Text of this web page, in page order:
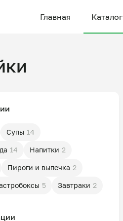
Главная Каталог
Супы 14
14 Напитки 2
Пироги и выпечка 2
5 Завтраки 2